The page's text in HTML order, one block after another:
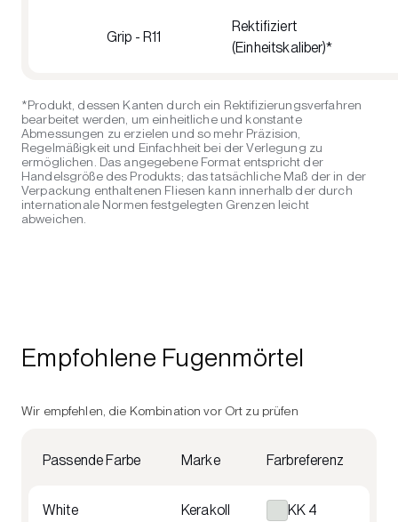
Grip - R11
Rektifiziert
(Einheitskaliber)*
*Produkt, dessen Kanten durch ein Rektifizierungsverfahren
bearbeitet werden, um einheitliche und konstante
Abmessungen zu erzielen und so mehr Präzision,
Regelmäßigkeit und Einfachheit bei der Verlegung zu
ermöglichen. Das angegebene Format entspricht der
Handelsgröße des Produkts; das tatsächliche Maß der in der
Verpackung enthaltenen Fliesen kann innerhalb der durch
internationale Normen festgelegten Grenzen leicht
abweichen.
Empfohlene Fugenmörtel
Wir empfehlen, die Kombination vor Ort zu prüfen
Passende Farbe Marke Farbreferenz
White Kerakoll KK 4